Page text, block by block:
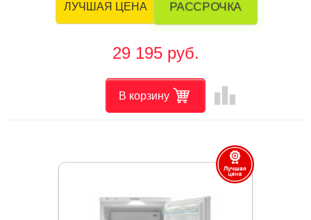
ЛУЧШАЯ ЦЕНА РАССРОЧКА
29 195 руб.
В корзину leaderboard